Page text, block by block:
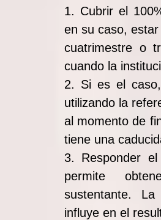
1. Cubrir el
en su caso,
cuatrimestre o
cuando la
2. Si es el
utilizando la
al momento de
tiene una
3. Responder
permite
sustentante.
influye en el